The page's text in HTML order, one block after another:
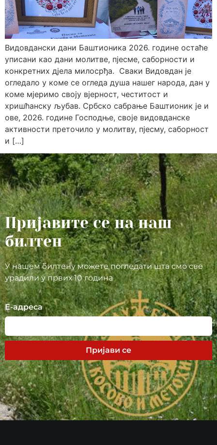
Видовдански дани Баштионика 2026. године остаће
уписани као дани молитве, пјесме, саборности и
конкретних дјела милосрђа. Сваки Видовдан је
огледало у коме се огледа душа нашег народа, дан у
коме мјеримо своју вјерност, честитост и
хришћанску љубав. Србско сабрање Баштионик је и
ове, 2026. године Господње, своје видовданске
активности преточило у молитву, пјесму, саборност
и […]
Пријавите се на наш
билтен
У нашем билтену можете погледати шта смо све
урадили у првих 10 година
Е-адреса
Пријави се